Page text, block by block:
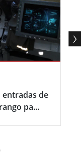
entradas de
pa...